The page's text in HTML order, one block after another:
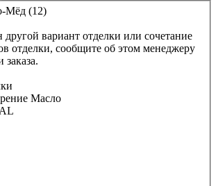
Мёд (12)
вариант отделки или сочетание
отделки, сообщите об этом менеджеру
Масло